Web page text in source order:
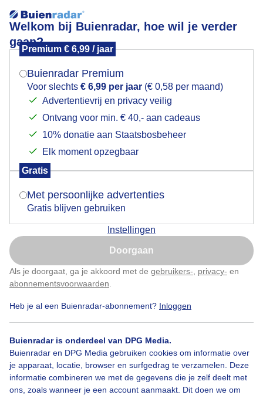
Welkom bij Buienradar, hoe wil je verder
gaan?
Premium € 6,99 / jaar
Buienradar Premium
Voor slechts € 6,99 per jaar (€ 0,58 per maand)
Advertentievrij en privacy veilig
Ontvang voor min. € 40,- aan cadeaus
10% donatie aan Staatsbosbeheer
Elk moment opzegbaar
Gratis
Met persoonlijke advertenties
Gratis blijven gebruiken
Instellingen
Doorgaan
Als je doorgaat, ga je akkoord met de gebruikers- privacy- en
abonnementsvoorwaarden
Heb je al een Buienradar-abonnement? Inloggen
Buienradar is onderdeel van DPG Media.
Buienradar en DPG Media gebruiken cookies om informatie over
je apparaat, locatie, browser en surfgedrag te verzamelen. Deze
informatie combineren we met de gegevens die je zelf deelt met
ons, zoals wanneer je een account aanmaakt. Dit doen we om
woeste zee
Door: Layla Wijsmuller-Vafi Gemaakt: 17-11-2025, 93x bekeken
Woeste Zee Herfst
Bekijk slideshow
Mogen we je locatie gebruiken voor het
Indien je hier nog geen akkoord op hebt gegeven,
verschijnt er zo een pop-up uit je browser waarin
Is goed, toon de popup
Nu niet, misschien later
Klik hierom dit aan te passen